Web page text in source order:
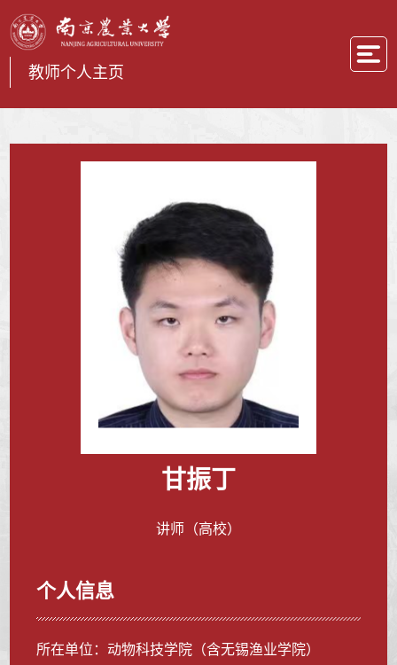
教师个人主页
甘振丁
讲师（高校）
个人信息
所在单位：动物科技学院（含无锡渔业学院）